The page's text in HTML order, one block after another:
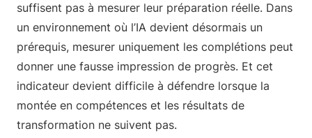
suffisent pas à mesurer leur préparation réelle. Dans
un environnement où l’IA devient désormais un
prérequis, mesurer uniquement les complétions peut
donner une fausse impression de progrès. Et cet
indicateur devient difficile à défendre lorsque la
montée en compétences et les résultats de
transformation ne suivent pas.